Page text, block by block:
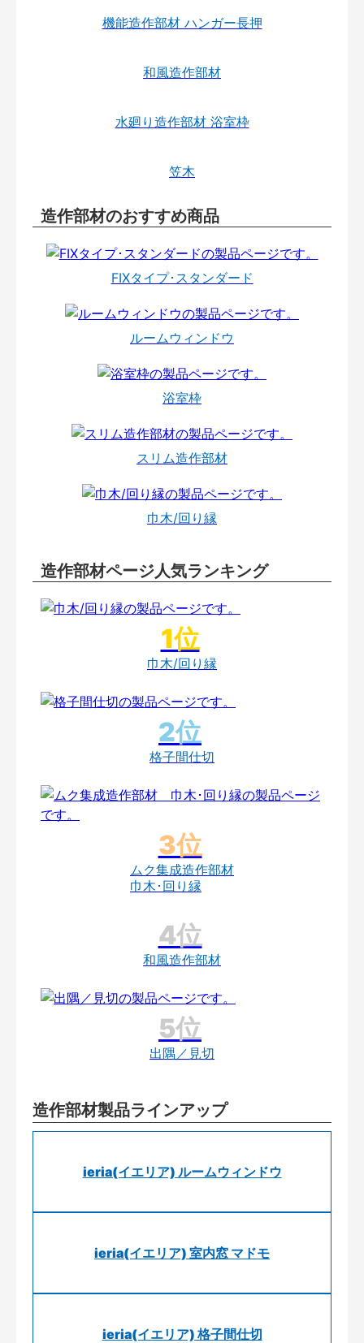
機能造作部材 ハンガー長押
和風造作部材
水廻り造作部材 浴室枠
笠木
造作部材のおすすめ商品
FIXタイプ･スタンダード
ルームウィンドウ
浴室枠
スリム造作部材
巾木/回り縁
造作部材ページ人気ランキング
巾木/回り縁
格子間仕切
ムク集成造作部材
巾木･回り縁
和風造作部材
出隅／見切
造作部材製品ラインアップ
ieria(イエリア) ルームウィンドウ
ieria(イエリア) 室内窓 マドモ
ieria(イエリア) 格子間仕切